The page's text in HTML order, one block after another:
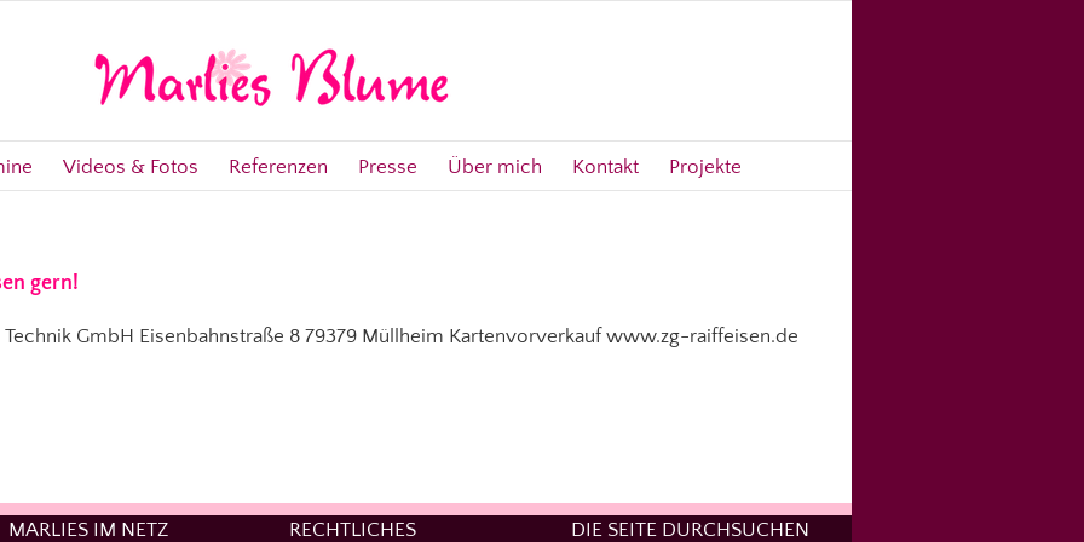
Videos & Fotos Referenzen Presse Über mich Kontakt Projekte
gern!
Technik GmbH Eisenbahnstraße 8 79379 Müllheim Kartenvorverkauf www.zg-raiffeisen.de
MARLIES IM NETZ RECHTLICHES DIE SEITE DURCHSUCHEN